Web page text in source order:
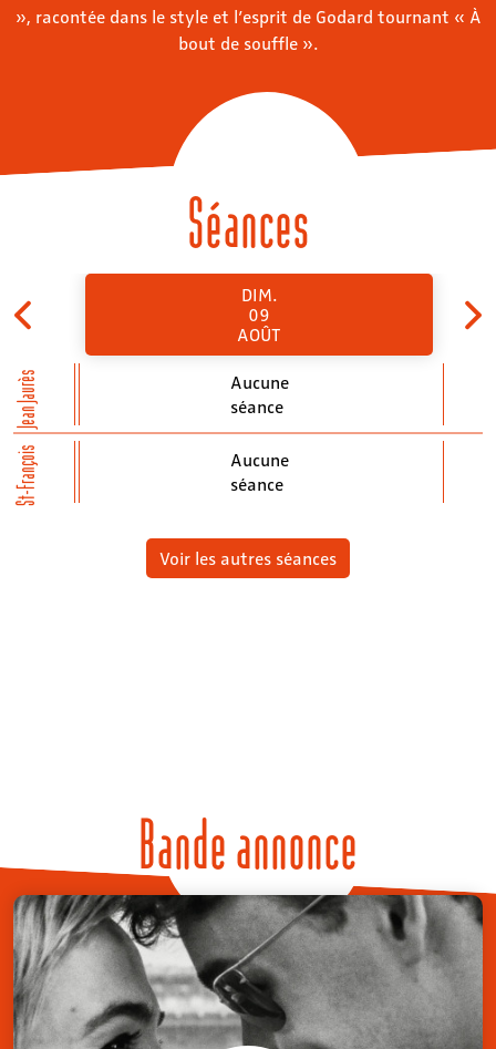
», racontée dans le style et l’esprit de Godard tournant « À
bout de souffle ».
Séances
Jean Jaurès
St-François
DIM.
09
AOÛT
Aucune
séance
Aucune
séance
Voir les autres séances
Bande annonce